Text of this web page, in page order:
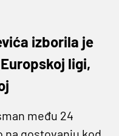
izborila je
ligi,
među 24